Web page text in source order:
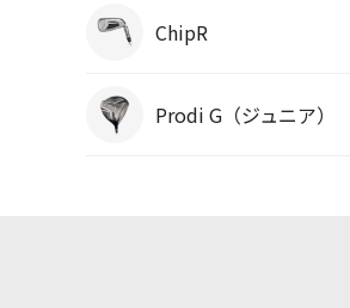
ChipR
Prodi G（ジュニア）